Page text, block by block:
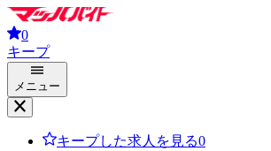
0
キープ
メニュー
キープした求人を見る0